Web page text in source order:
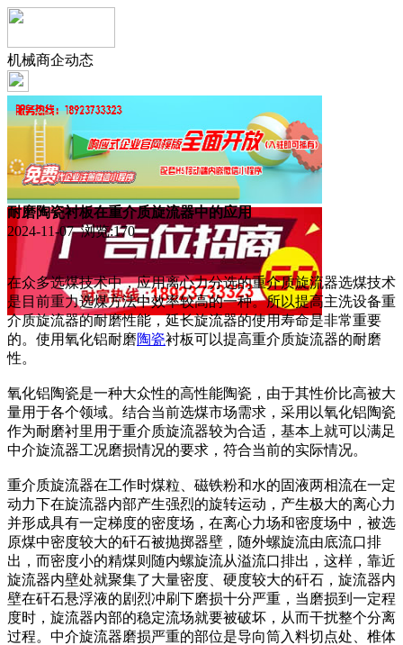
机械商企动态
耐磨陶瓷衬板在重介质旋流器中的应用
2024-11-07 浏览:170
在众多选煤技术中，应用离心力分选的重介质旋流器选煤技术
是目前重力选煤方法中效率较高的一种。所以提高主洗设备重
介质旋流器的耐磨性能，延长旋流器的使用寿命是非常重要
的。使用氧化铝耐磨陶瓷衬板可以提高重介质旋流器的耐磨
性。
氧化铝陶瓷是一种大众性的高性能陶瓷，由于其性价比高被大
量用于各个领域。结合当前选煤市场需求，采用以氧化铝陶瓷
作为耐磨衬里用于重介质旋流器较为合适，基本上就可以满足
中介旋流器工况磨损情况的要求，符合当前的实际情况。
重介质旋流器在工作时煤粒、磁铁粉和水的固液两相流在一定
动力下在旋流器内部产生强烈的旋转运动，产生极大的离心力
并形成具有一定梯度的密度场，在离心力场和密度场中，被选
原煤中密度较大的矸石被抛掷器壁，随外螺旋流由底流口排
出，而密度小的精煤则随内螺旋流从溢流口排出，这样，靠近
旋流器内壁处就聚集了大量密度、硬度较大的矸石，旋流器内
壁在矸石悬浮液的剧烈冲刷下磨损十分严重，当磨损到一定程
度时，旋流器内部的稳定流场就要被破坏，从而干扰整个分离
过程。中介旋流器磨损严重的部位是导向筒入料切点处、椎体